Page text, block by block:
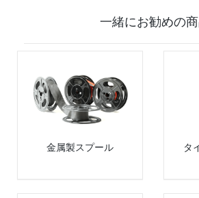
一緒にお勧めの
金属製スプール タ